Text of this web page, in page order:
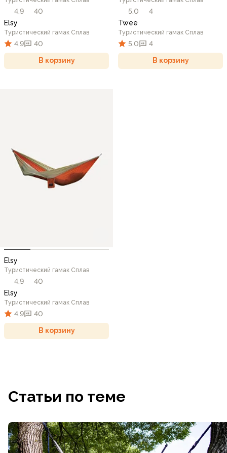
4,9
40
Elsy
Туристический гамак Сплав
4,9 40
В корзину
5,0
4
Twee
Туристический гамак Сплав
5,0 4
В корзину
Elsy
Туристический гамак Сплав
4,9
40
Elsy
Туристический гамак Сплав
4,9 40
В корзину
Статьи по теме